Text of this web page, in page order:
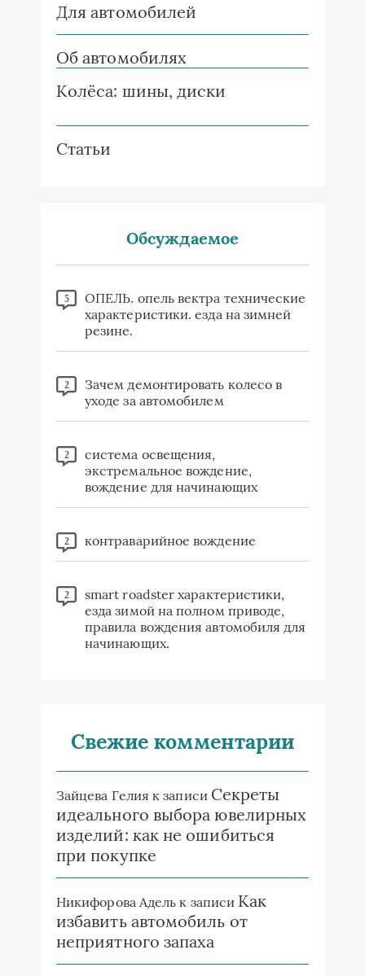
Для автомобилей
Об автомобилях
Колёса: шины, диски
Статьи
Обсуждаемое
5
ОПЕЛЬ. опель вектра технические
характеристики. езда на зимней
резине.
2
Зачем демонтировать колесо в
уходе за автомобилем
2
система освещения,
экстремальное вождение,
вождение для начинающих
2 контраварийное вождение
2
smart roadster характеристики,
езда зимой на полном приводе,
правила вождения автомобиля для
начинающих.
Свежие комментарии
Зайцева Гелия к записи Секреты
идеального выбора ювелирных
изделий: как не ошибиться
при покупке
Никифорова Адель к записи Как
избавить автомобиль от
неприятного запаха